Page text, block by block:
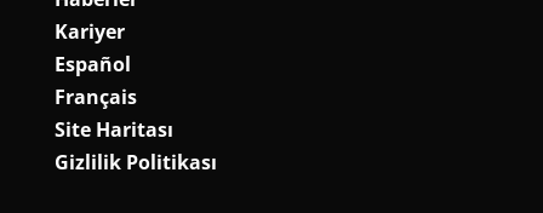
Kariyer
Español
Français
Site Haritası
Gizlilik Politikası